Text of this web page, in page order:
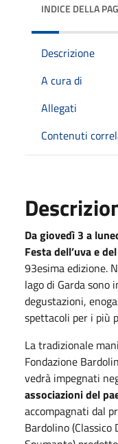
INDICE DELLA
Descrizione
A cura di
Allegati
Contenuti
Da giovedì 3 a
Festa dell’uva e
93esima edizione.
lago di Garda sono
degustazioni,
spettacoli per i più
La tradizionale
Fondazione
vedrà impegnati
associazioni del
accompagnati dal
Bardolino (Classico